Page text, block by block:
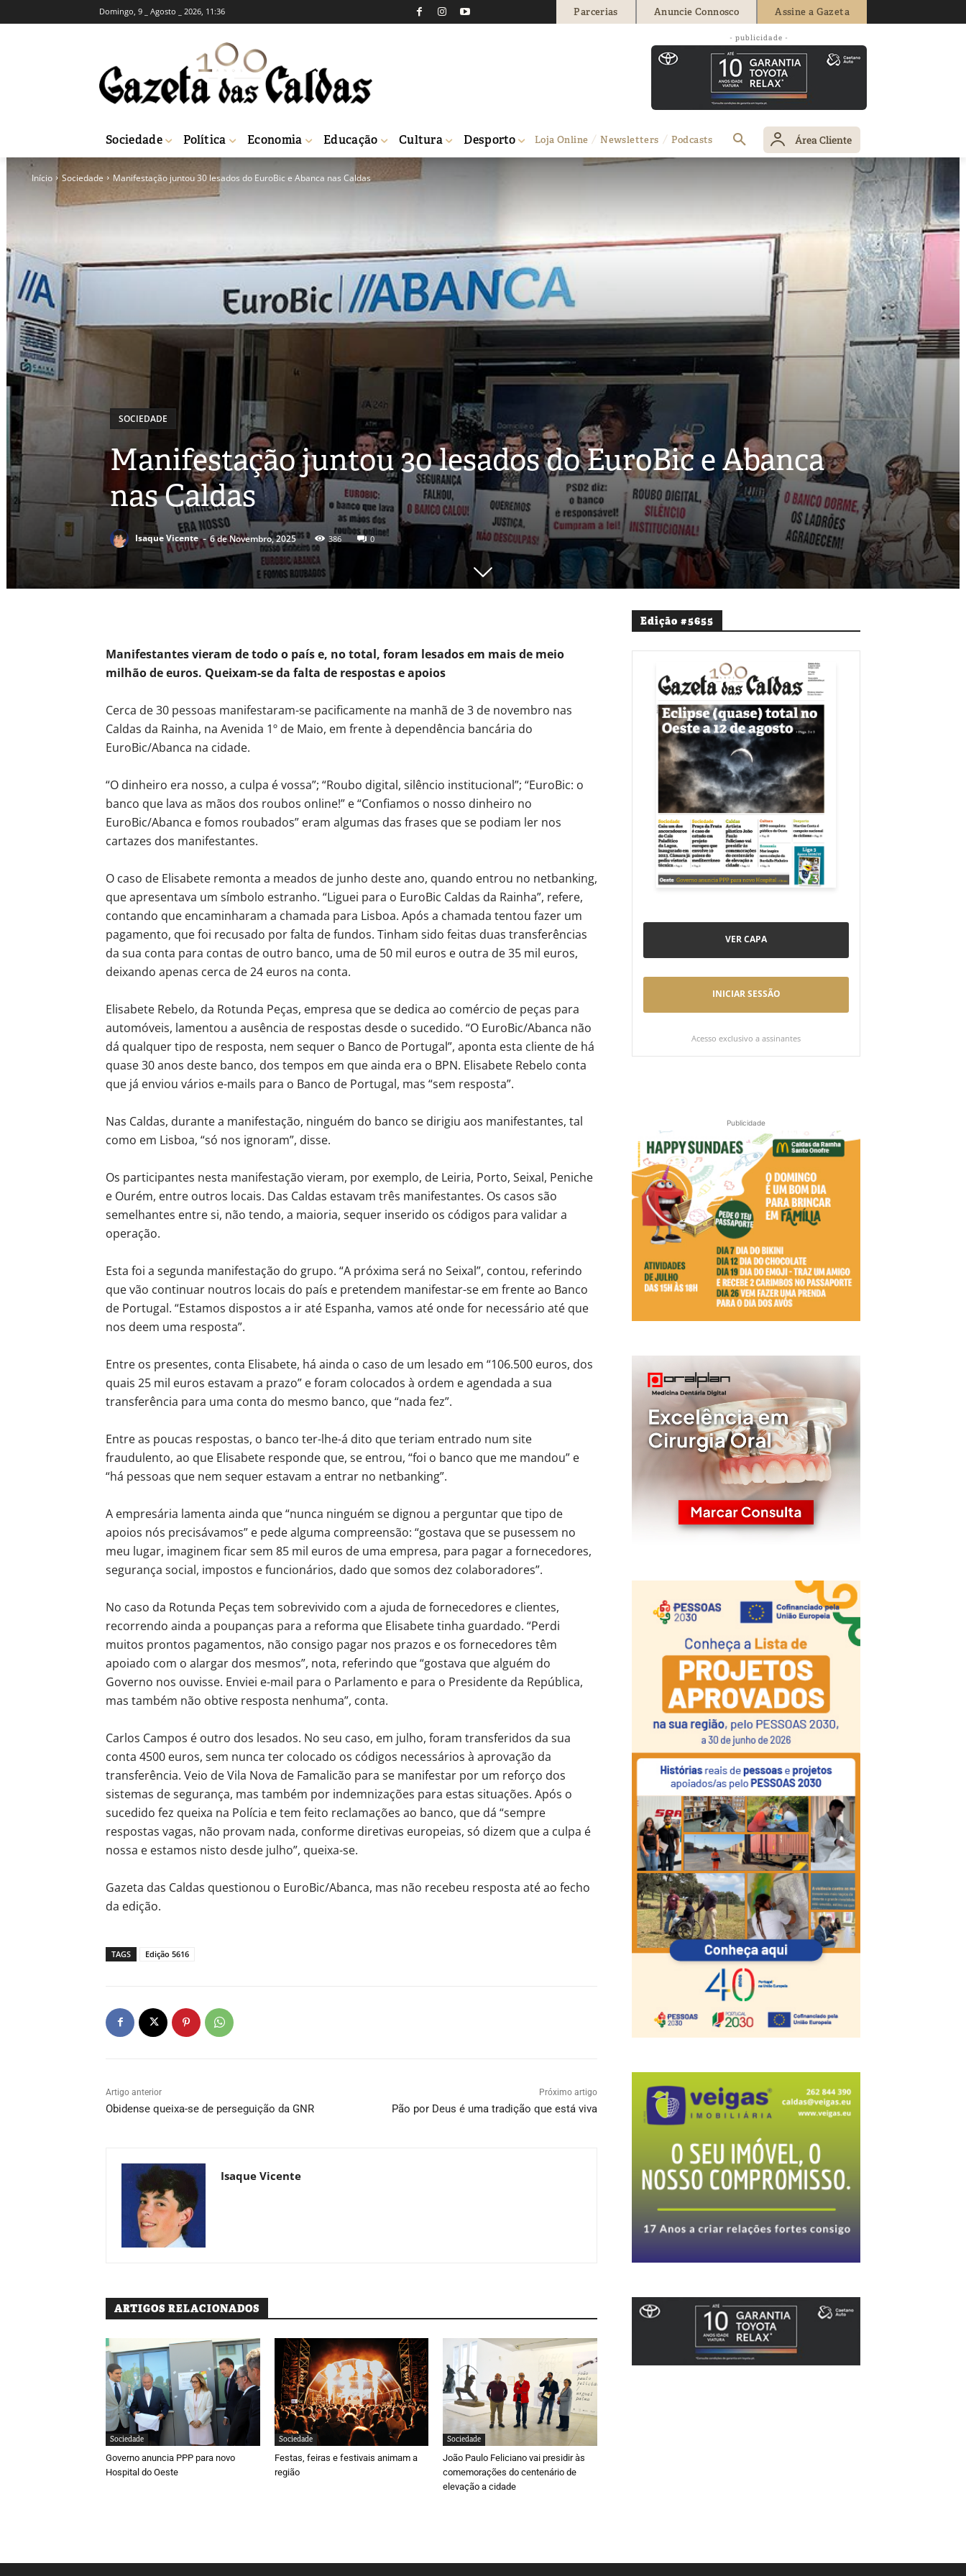
Domingo, 9 _ Agosto _ 2026, 11:36 Parcerias Anuncie Connosco Assine a Gazeta
- publicidade -
Sociedade Política Economia Educação Cultura Desporto Loja Online Newsletters Podcasts Área Cliente
Início Sociedade Manifestação juntou 30 lesados do EuroBic e Abanca nas Caldas
SOCIEDADE
Manifestação juntou 30 lesados do EuroBic e Abanca
nas Caldas
Isaque Vicente - 6 de Novembro, 2025 386 0
Manifestantes vieram de todo o país e, no total, foram lesados em mais de meio
milhão de euros. Queixam-se da falta de respostas e apoios
Cerca de 30 pessoas manifestaram-se pacificamente na manhã de 3 de novembro nas
Caldas da Rainha, na Avenida 1º de Maio, em frente à dependência bancária do
EuroBic/Abanca na cidade.
“O dinheiro era nosso, a culpa é vossa”; “Roubo digital, silêncio institucional”; “EuroBic: o
banco que lava as mãos dos roubos online!” e “Confiamos o nosso dinheiro no
EuroBic/Abanca e fomos roubados” eram algumas das frases que se podiam ler nos
cartazes dos manifestantes.
O caso de Elisabete remonta a meados de junho deste ano, quando entrou no netbanking,
que apresentava um símbolo estranho. “Liguei para o EuroBic Caldas da Rainha”, refere,
contando que encaminharam a chamada para Lisboa. Após a chamada tentou fazer um
pagamento, que foi recusado por falta de fundos. Tinham sido feitas duas transferências
da sua conta para contas de outro banco, uma de 50 mil euros e outra de 35 mil euros,
deixando apenas cerca de 24 euros na conta.
Elisabete Rebelo, da Rotunda Peças, empresa que se dedica ao comércio de peças para
automóveis, lamentou a ausência de respostas desde o sucedido. “O EuroBic/Abanca não
dá qualquer tipo de resposta, nem sequer o Banco de Portugal”, aponta esta cliente de há
quase 30 anos deste banco, dos tempos em que ainda era o BPN. Elisabete Rebelo conta
que já enviou vários e-mails para o Banco de Portugal, mas “sem resposta”.
Nas Caldas, durante a manifestação, ninguém do banco se dirigiu aos manifestantes, tal
como em Lisboa, “só nos ignoram”, disse.
Os participantes nesta manifestação vieram, por exemplo, de Leiria, Porto, Seixal, Peniche
e Ourém, entre outros locais. Das Caldas estavam três manifestantes. Os casos são
semelhantes entre si, não tendo, a maioria, sequer inserido os códigos para validar a
operação.
Esta foi a segunda manifestação do grupo. “A próxima será no Seixal”, contou, referindo
que vão continuar noutros locais do país e pretendem manifestar-se em frente ao Banco
de Portugal. “Estamos dispostos a ir até Espanha, vamos até onde for necessário até que
nos deem uma resposta”.
Entre os presentes, conta Elisabete, há ainda o caso de um lesado em “106.500 euros, dos
quais 25 mil euros estavam a prazo” e foram colocados à ordem e agendada a sua
transferência para uma conta do mesmo banco, que “nada fez”.
Entre as poucas respostas, o banco ter-lhe-á dito que teriam entrado num site
fraudulento, ao que Elisabete responde que, se entrou, “foi o banco que me mandou” e
“há pessoas que nem sequer estavam a entrar no netbanking”.
A empresária lamenta ainda que “nunca ninguém se dignou a perguntar que tipo de
apoios nós precisávamos” e pede alguma compreensão: “gostava que se pusessem no
meu lugar, imaginem ficar sem 85 mil euros de uma empresa, para pagar a fornecedores,
segurança social, impostos e funcionários, dado que somos dez colaboradores”.
No caso da Rotunda Peças tem sobrevivido com a ajuda de fornecedores e clientes,
recorrendo ainda a poupanças para a reforma que Elisabete tinha guardado. “Perdi
muitos prontos pagamentos, não consigo pagar nos prazos e os fornecedores têm
apoiado com o alargar dos mesmos”, nota, referindo que “gostava que alguém do
Governo nos ouvisse. Enviei e-mail para o Parlamento e para o Presidente da República,
mas também não obtive resposta nenhuma”, conta.
Carlos Campos é outro dos lesados. No seu caso, em julho, foram transferidos da sua
conta 4500 euros, sem nunca ter colocado os códigos necessários à aprovação da
transferência. Veio de Vila Nova de Famalicão para se manifestar por um reforço dos
sistemas de segurança, mas também por indemnizações para estas situações. Após o
sucedido fez queixa na Polícia e tem feito reclamações ao banco, que dá “sempre
respostas vagas, não provam nada, conforme diretivas europeias, só dizem que a culpa é
nossa e estamos nisto desde julho”, queixa-se.
Gazeta das Caldas questionou o EuroBic/Abanca, mas não recebeu resposta até ao fecho
da edição.
TAGS Edição 5616
Artigo anterior
Obidense queixa-se de perseguição da GNR
Próximo artigo
Pão por Deus é uma tradição que está viva
Isaque Vicente
ARTIGOS RELACIONADOS
Sociedade
Governo anuncia PPP para novo
Hospital do Oeste
Sociedade
Festas, feiras e festivais animam a
região
Sociedade
João Paulo Feliciano vai presidir às
comemorações do centenário de
elevação a cidade
Edição #5655
VER CAPA
INICIAR SESSÃO
Acesso exclusivo a assinantes
Publicidade